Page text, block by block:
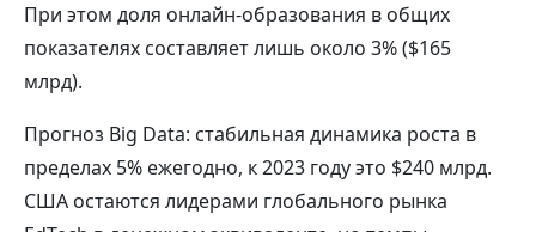
При этом доля онлайн-образования в общих
показателях составляет лишь около 3% ($165
млрд).
Прогноз Big Data: стабильная динамика роста в
пределах 5% ежегодно, к 2023 году это $240 млрд.
США остаются лидерами глобального рынка